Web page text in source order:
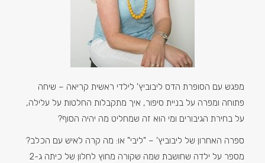
מפגש עם הסופרת הדס ליבוביץ' לילדי ראשית קריאה – שיחה
פתוחה ומפרה על בניית סיפור, איך מתקבלות החלטות על עלילה,
על בחירת הגיבורים ומי הוא זה שמחליט מה יהיה הסוף?
ספרה האחרון של ליבוביץ' – "ליבי" או: מה קרה לאיש עם הכלב?
מספר על ילדה שחושבת שמה שקורה מחוץ לחלון של כיתה ג-2